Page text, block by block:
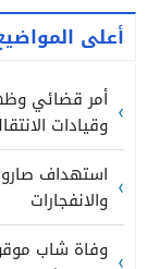
أعلى
أمر قضائي
وقيادات
استهداف
والانفجارات
وفاة شاب